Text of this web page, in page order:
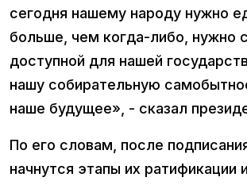
сегодня нашему народу нужно
больше, чем когда-либо, нужно
доступной для нашей
нашу собирательную
наше будущее», - сказал
По его словам, после
начнутся этапы их ратификации